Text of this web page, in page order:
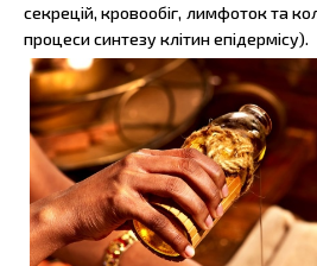
секрецій, кровообіг, лимфоток та
процеси синтезу клітин епідермісу).